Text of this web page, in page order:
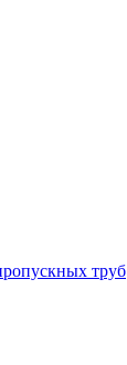
труб